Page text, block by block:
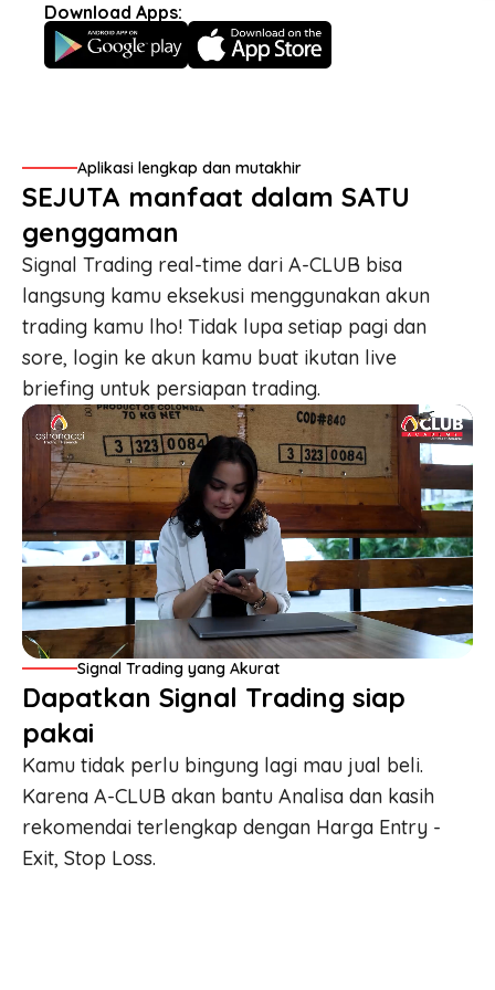
Download Apps:
Aplikasi lengkap dan mutakhir
SEJUTA manfaat dalam SATU
genggaman
Signal Trading real-time dari A-CLUB bisa
langsung kamu eksekusi menggunakan akun
trading kamu lho! Tidak lupa setiap pagi dan
sore, login ke akun kamu buat ikutan live
briefing untuk persiapan trading.
Signal Trading yang Akurat
Dapatkan Signal Trading siap
pakai
Kamu tidak perlu bingung lagi mau jual beli.
Karena A-CLUB akan bantu Analisa dan kasih
rekomendai terlengkap dengan Harga Entry -
Exit, Stop Loss.